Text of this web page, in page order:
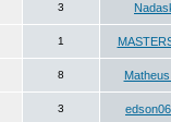
3
1
8 Matheus
3